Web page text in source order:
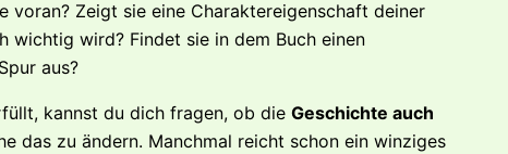
voran? Zeigt sie eine Charaktereigenschaft deiner
wichtig wird? Findet sie in dem Buch einen
aus?
kannst du dich fragen, ob die Geschichte auch
das zu ändern. Manchmal reicht schon ein winziges